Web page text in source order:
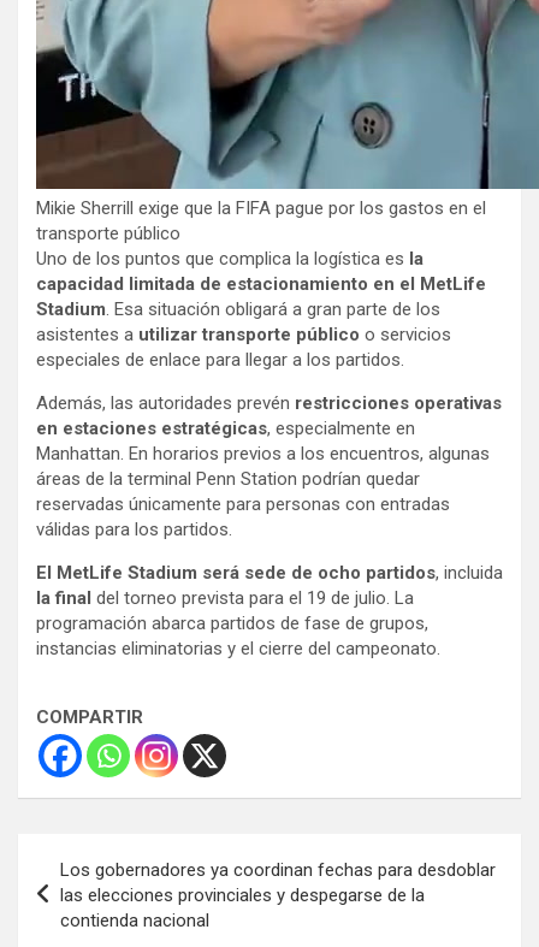
Mikie Sherrill exige que la FIFA pague por los gastos en el
transporte público
Uno de los puntos que complica la logística es la
capacidad limitada de estacionamiento en el MetLife
Stadium. Esa situación obligará a gran parte de los
asistentes a utilizar transporte público o servicios
especiales de enlace para llegar a los partidos.
Además, las autoridades prevén restricciones operativas
en estaciones estratégicas, especialmente en
Manhattan. En horarios previos a los encuentros, algunas
áreas de la terminal Penn Station podrían quedar
reservadas únicamente para personas con entradas
válidas para los partidos.
El MetLife Stadium será sede de ocho partidos, incluida
la final del torneo prevista para el 19 de julio. La
programación abarca partidos de fase de grupos,
instancias eliminatorias y el cierre del campeonato.
COMPARTIR
de
entradas
Los gobernadores ya coordinan fechas para desdoblar
las elecciones provinciales y despegarse de la
contienda nacional